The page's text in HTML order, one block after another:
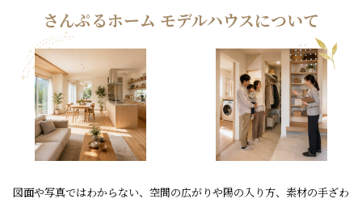
さんぷるホーム モデルハウスについて
図面や写真ではわからない、空間の広がりや陽の入り方、素材の手ざわ